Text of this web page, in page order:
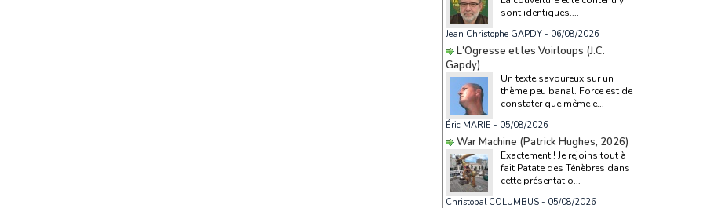
sont identiques....
Jean Christophe GAPDY- 06/08/2026
L'Ogresse et les Voirloups (J.C.
Gapdy)
Un texte savoureux sur un
thème peu banal. Force est de
constater que même e...
Éric MARIE - 05/08/2026
War Machine (Patrick Hughes, 2026)
Exactement ! Je rejoins tout à
fait Patate des Ténèbres dans
cette présentatio...
Christobal COLUMBUS- 05/08/2026